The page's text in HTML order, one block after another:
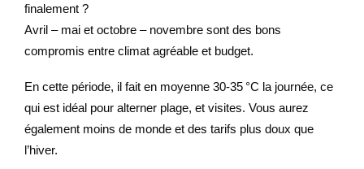
finalement ?
Avril – mai et octobre – novembre sont des bons
compromis entre climat agréable et budget.
En cette période, il fait en moyenne 30-35 °C la journée, ce
qui est idéal pour alterner plage, et visites. Vous aurez
également moins de monde et des tarifs plus doux que
l’hiver.